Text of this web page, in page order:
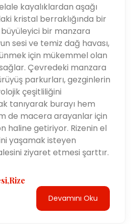
kayalıklardan aşağı
kristal berraklığında bir
bir manzara
sesi ve temiz dağ havası,
için mükemmel olan
Çevredeki manzara
parkurları, gezginlerin
çeşitliliğini
tanıyarak burayı hem
de macera arayanlar için
haline getiriyor. Rizenin el
yaşamak isteyen
ziyaret etmesi şarttır.
Devamını Oku